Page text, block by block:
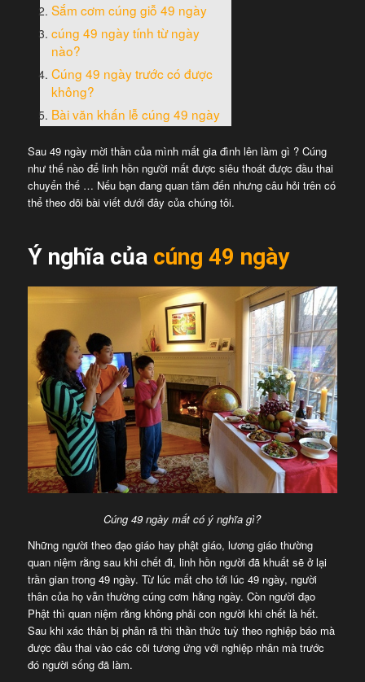
Sắm cơm cúng giỗ 49 ngày
cúng 49 ngày tính từ ngày
nào?
Cúng 49 ngày trước có được
không?
Bài văn khấn lễ cúng 49 ngày
Sau 49 ngày mời thần của mình mất gia đình lên làm gì ? Cúng
như thế nào để linh hồn người mất được siêu thoát được đầu thai
chuyển thế … Nếu bạn đang quan tâm đến nhưng câu hỏi trên có
thể theo dõi bài viết dưới đây của chúng tôi.
Ý nghĩa của cúng 49 ngày
Cúng 49 ngày mất có ý nghĩa gì?
Những người theo đạo giáo hay phật giáo, lương giáo thường
quan niệm rằng sau khi chết đi, linh hồn người đã khuất sẽ ở lại
trần gian trong 49 ngày. Từ lúc mất cho tới lúc 49 ngày, người
thân của họ vẫn thường cúng cơm hằng ngày. Còn người đạo
Phật thì quan niệm rằng không phải con người khi chết là hết.
Sau khi xác thân bị phân rã thì thần thức tuỳ theo nghiệp báo mà
được đầu thai vào các cõi tương ứng với nghiệp nhân mà trước
đó người sống đã làm.